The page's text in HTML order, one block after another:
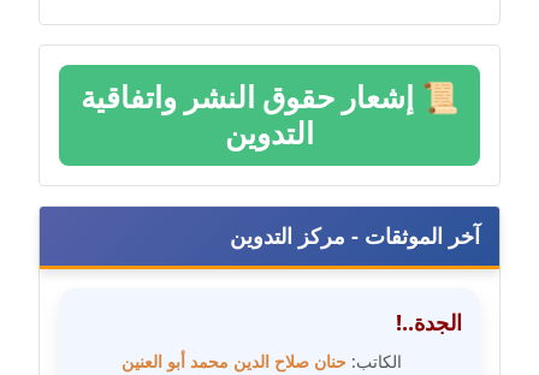
مدونة زينب ابو الفضل
عاملة
عاملة
مدونة سارة ابراهيم
عاملة
مدونة سارة القصبي
📜 إشعار حقوق النشر واتفاقية
التدوين
آخر الموثقات - مركز التدوين
الجدة..!
الكاتب: حنان صلاح الدين محمد أبو العنين